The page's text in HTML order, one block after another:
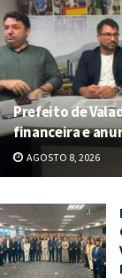
Prefeito de
financeira e
AGOSTO 8, 2026